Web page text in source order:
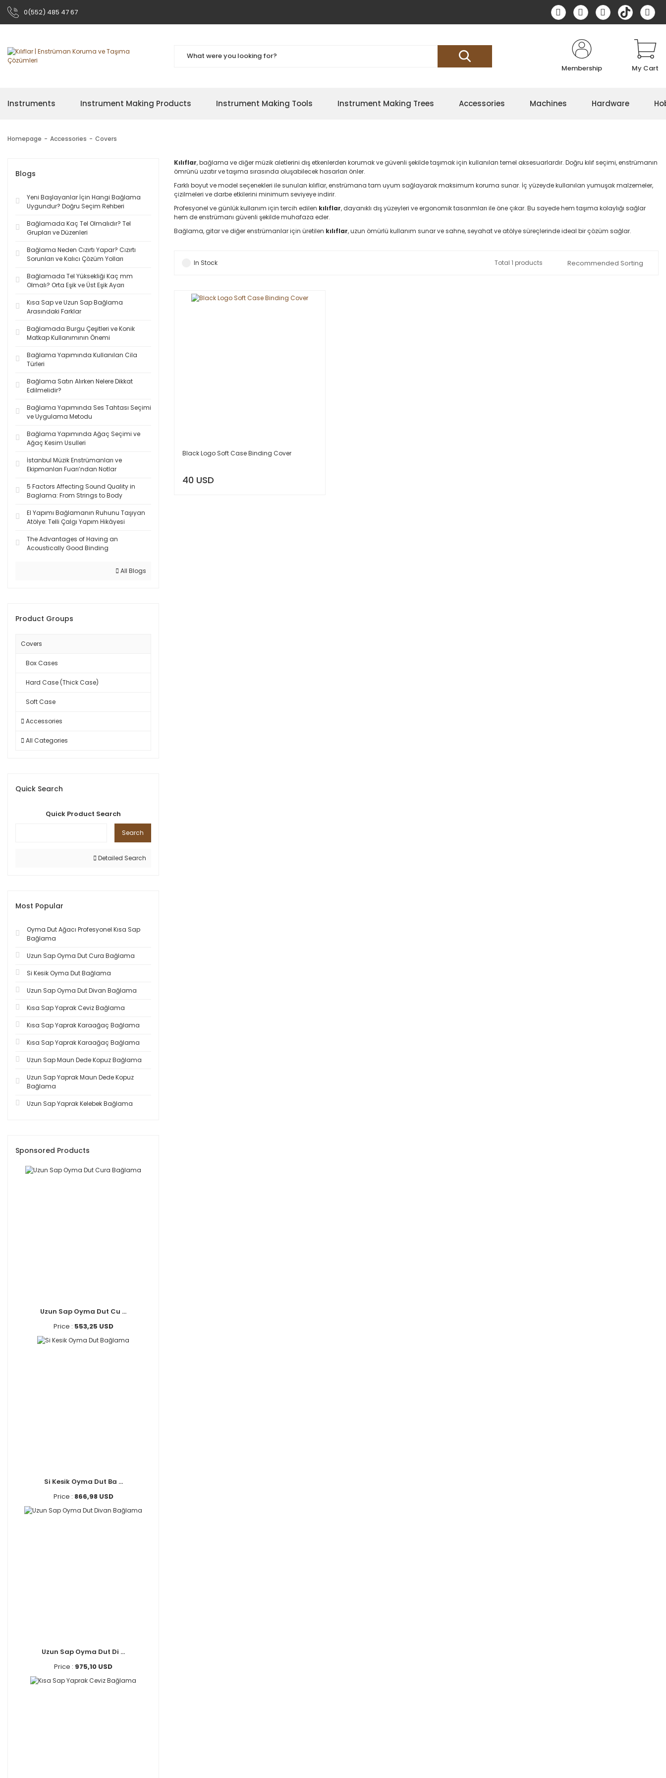
0(552) 485 47 67
Membership My Cart
Instruments Instrument Making Products Instrument Making Tools Instrument Making Trees Accessories Machines Hardware
Homepage Accessories Covers
Blogs
Yeni Başlayanlar İçin Hangi Bağlama
Uygundur? Doğru Seçim Rehberi
Bağlamada Kaç Tel Olmalıdır? Tel
Grupları ve Düzenleri
Bağlama Neden Cızırtı Yapar? Cızırtı
Sorunları ve Kalıcı Çözüm Yolları
Bağlamada Tel Yüksekliği Kaç mm
Olmalı? Orta Eşik ve Üst Eşik Ayarı
Kısa Sap ve Uzun Sap Bağlama
Arasındaki Farklar
Bağlamada Burgu Çeşitleri ve Konik
Matkap Kullanımının Önemi
Bağlama Yapımında Kullanılan Cila
Türleri
Bağlama Satın Alırken Nelere Dikkat
Edilmelidir?
Bağlama Yapımında Ses Tahtası Seçimi
ve Uygulama Metodu
Bağlama Yapımında Ağaç Seçimi ve
Ağaç Kesim Usulleri
İstanbul Müzik Enstrümanları ve
Ekipmanları Fuarı’ndan Notlar
5 Factors Affecting Sound Quality in
Baglama: From Strings to Body
El Yapımı Bağlamanın Ruhunu Taşıyan
Atölye: Telli Çalgı Yapım Hikâyesi
The Advantages of Having an
Acoustically Good Binding
All Blogs
Product Groups
Covers
Box Cases
Hard Case (Thick Case)
Soft Case
Accessories
All Categories
Quick Search
Quick Product Search
Search
Detailed Search
Most Popular
Oyma Dut Ağacı Profesyonel Kısa Sap
Bağlama
Uzun Sap Oyma Dut Cura Bağlama
Si Kesik Oyma Dut Bağlama
Uzun Sap Oyma Dut Divan Bağlama
Kısa Sap Yaprak Ceviz Bağlama
Kısa Sap Yaprak Karaağaç Bağlama
Kısa Sap Yaprak Karaağaç Bağlama
Uzun Sap Maun Dede Kopuz Bağlama
Uzun Sap Yaprak Maun Dede Kopuz
Bağlama
Uzun Sap Yaprak Kelebek Bağlama
Sponsored Products
Uzun Sap Oyma Dut Cu ...
Price : 553,25 USD
Si Kesik Oyma Dut Ba ...
Price : 866,98 USD
Uzun Sap Oyma Dut Di ...
Price : 975,10 USD
Kılıflar, bağlama ve diğer müzik aletlerini dış etkenlerden korumak ve güvenli şekilde taşımak için kullanılan temel aksesuarlardır. Doğru kılıf seçimi, enstrümanın
ömrünü uzatır ve taşıma sırasında oluşabilecek hasarları önler.
Farklı boyut ve model seçenekleri ile sunulan kılıflar, enstrümana tam uyum sağlayarak maksimum koruma sunar. İç yüzeyde kullanılan yumuşak malzemeler,
çizilmeleri ve darbe etkilerini minimum seviyeye indirir.
Profesyonel ve günlük kullanım için tercih edilen kılıflar, dayanıklı dış yüzeyleri ve ergonomik tasarımları ile öne çıkar. Bu sayede hem taşıma kolaylığı sağlar
hem de enstrümanı güvenli şekilde muhafaza eder.
Bağlama, gitar ve diğer enstrümanlar için üretilen kılıflar, uzun ömürlü kullanım sunar ve sahne, seyahat ve atölye süreçlerinde ideal bir çözüm sağlar.
In Stock Total 1 products
Black Logo Soft Case Binding Cover
40 USD